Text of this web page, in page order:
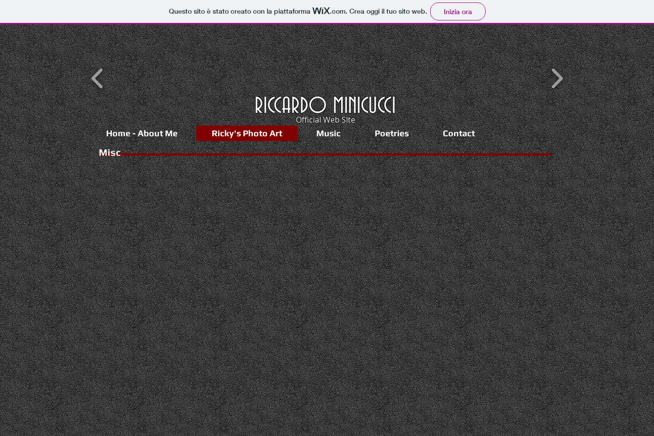
Questo sito è stato creato con la piattaforma .com. Crea oggi il tuo sito web. Inizia ora
RICCARDO MINICUCCI
Official Web SIte
Home - About Me Ricky's Photo Art Music Poetries Contact
Misc